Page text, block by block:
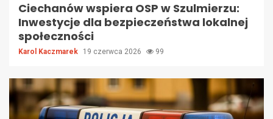
Ciechanów wspiera OSP w Szulmierzu:
Inwestycje dla bezpieczeństwa lokalnej
społeczności
Karol Kaczmarek 19 czerwca 2026 99